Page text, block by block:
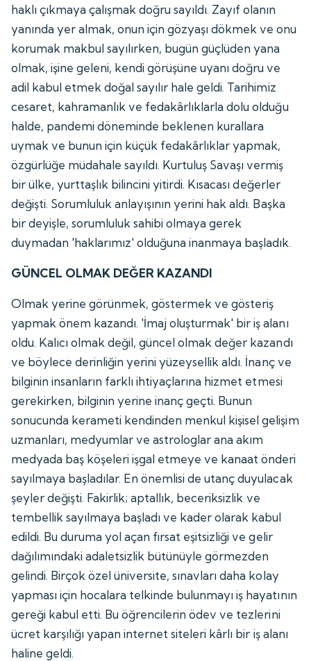
haklı çıkmaya çalışmak doğru sayıldı. Zayıf olanın
yanında yer almak, onun için gözyaşı dökmek ve onu
korumak makbul sayılırken, bugün güçlüden yana
olmak, işine geleni, kendi görüşüne uyanı doğru ve
adil kabul etmek doğal sayılır hale geldi. Tarihimiz
cesaret, kahramanlık ve fedakârlıklarla dolu olduğu
halde, pandemi döneminde beklenen kurallara
uymak ve bunun için küçük fedakârlıklar yapmak,
özgürlüğe müdahale sayıldı. Kurtuluş Savaşı vermiş
bir ülke, yurttaşlık bilincini yitirdi. Kısacası değerler
değişti. Sorumluluk anlayışının yerini hak aldı. Başka
bir deyişle, sorumluluk sahibi olmaya gerek
duymadan 'haklarımız' olduğuna inanmaya başladık.
GÜNCEL OLMAK DEĞER KAZANDI
Olmak yerine görünmek, göstermek ve gösteriş
yapmak önem kazandı. 'İmaj oluşturmak' bir iş alanı
oldu. Kalıcı olmak değil, güncel olmak değer kazandı
ve böylece derinliğin yerini yüzeysellik aldı. İnanç ve
bilginin insanların farklı ihtiyaçlarına hizmet etmesi
gerekirken, bilginin yerine inanç geçti. Bunun
sonucunda kerameti kendinden menkul kişisel gelişim
uzmanları, medyumlar ve astrologlar ana akım
medyada baş köşeleri işgal etmeye ve kanaat önderi
sayılmaya başladılar. En önemlisi de utanç duyulacak
şeyler değişti. Fakirlik; aptallık, beceriksizlik ve
tembellik sayılmaya başladı ve kader olarak kabul
edildi. Bu duruma yol açan fırsat eşitsizliği ve gelir
dağılımındaki adaletsizlik bütünüyle görmezden
gelindi. Birçok özel üniversite, sınavları daha kolay
yapması için hocalara telkinde bulunmayı iş hayatının
gereği kabul etti. Bu öğrencilerin ödev ve tezlerini
ücret karşılığı yapan internet siteleri kârlı bir iş alanı
haline geldi.